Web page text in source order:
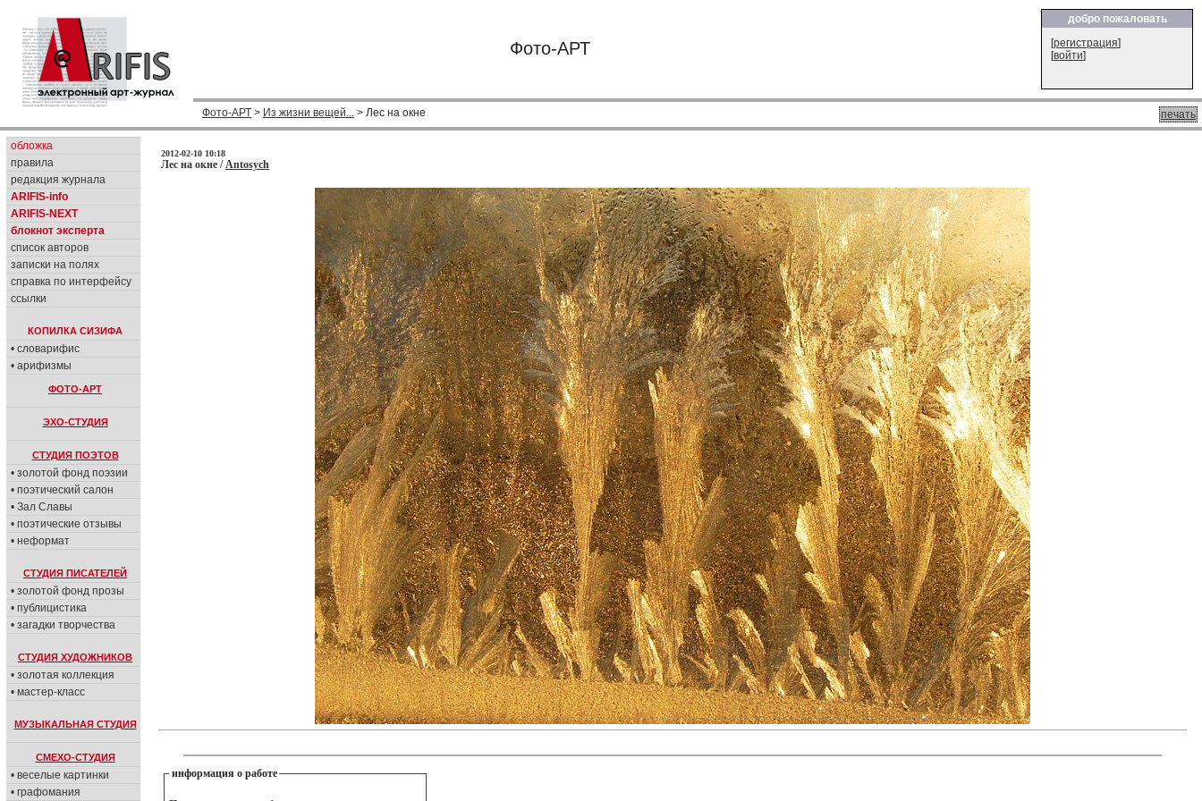
Фото-АРТ
добро пожаловать
[регистрация]
[войти]
печать
Фото-АРТ > Из жизни вещей... > Лес на окне
обложка
правила
редакция журнала
ARIFIS-info
ARIFIS-NEXT
блокнот эксперта
список авторов
записки на полях
справка по интерфейсу
ссылки
КОПИЛКА СИЗИФА
• словарифис
• арифизмы
ФОТО-АРТ
ЭХО-СТУДИЯ
СТУДИЯ ПОЭТОВ
• золотой фонд поэзии
• поэтический салон
• Зал Славы
• поэтические отзывы
• неформат
СТУДИЯ ПИСАТЕЛЕЙ
• золотой фонд прозы
• публицистика
• загадки творчества
СТУДИЯ ХУДОЖНИКОВ
• золотая коллекция
• мастер-класс
МУЗЫКАЛЬНАЯ СТУДИЯ
СМЕХО-СТУДИЯ
• веселые картинки
• графомания
2012-02-10 10:18
Лес на окне /Antosych
информация о работе